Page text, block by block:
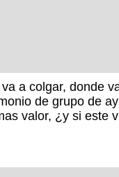
a colgar, donde
de grupo de
valor, ¿y si este